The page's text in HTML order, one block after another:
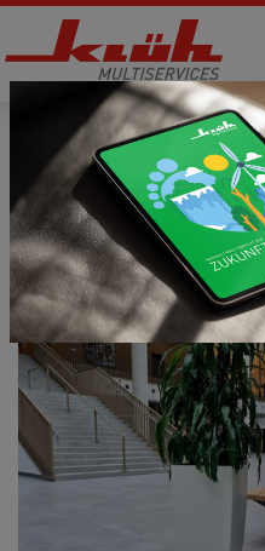
Startseite
Digitalisierung und
DIGITAL USE CASE |